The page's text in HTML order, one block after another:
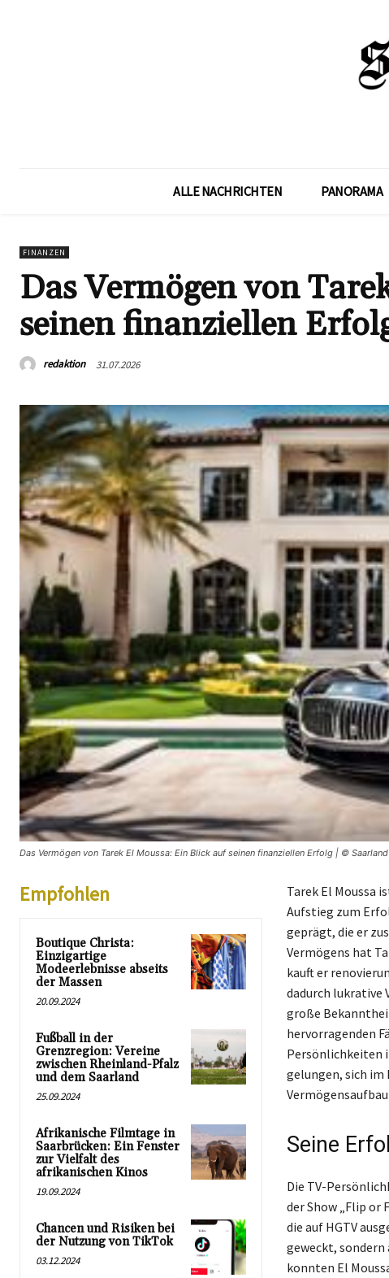
ALLE NACHRICHTEN PANORAMA
FINANZEN
Das Vermögen von
seinen finanziellen
redaktion 31.07.2026
Das Vermögen von Tarek El Moussa: Ein Blick auf seinen finanziellen Erfolg | ©
Empfohlen
Boutique Christa:
Einzigartige
Modeerlebnisse abseits
der Massen
20.09.2024
Fußball in der
Grenzregion: Vereine
zwischen Rheinland-Pfalz
und dem Saarland
25.09.2024
Afrikanische Filmtage in
Saarbrücken: Ein Fenster
zur Vielfalt des
afrikanischen Kinos
19.09.2024
Chancen und Risiken bei
der Nutzung von TikTok
03.12.2024
Tarek El Moussa
Aufstieg zum
geprägt, die er
Vermögens hat
kauft er
dadurch lukrative
große
hervorragenden
Persönlichkeiten
gelungen, sich
Seine
Die TV-
der Show „Flip or
die auf HGTV
geweckt, sondern
konnten El